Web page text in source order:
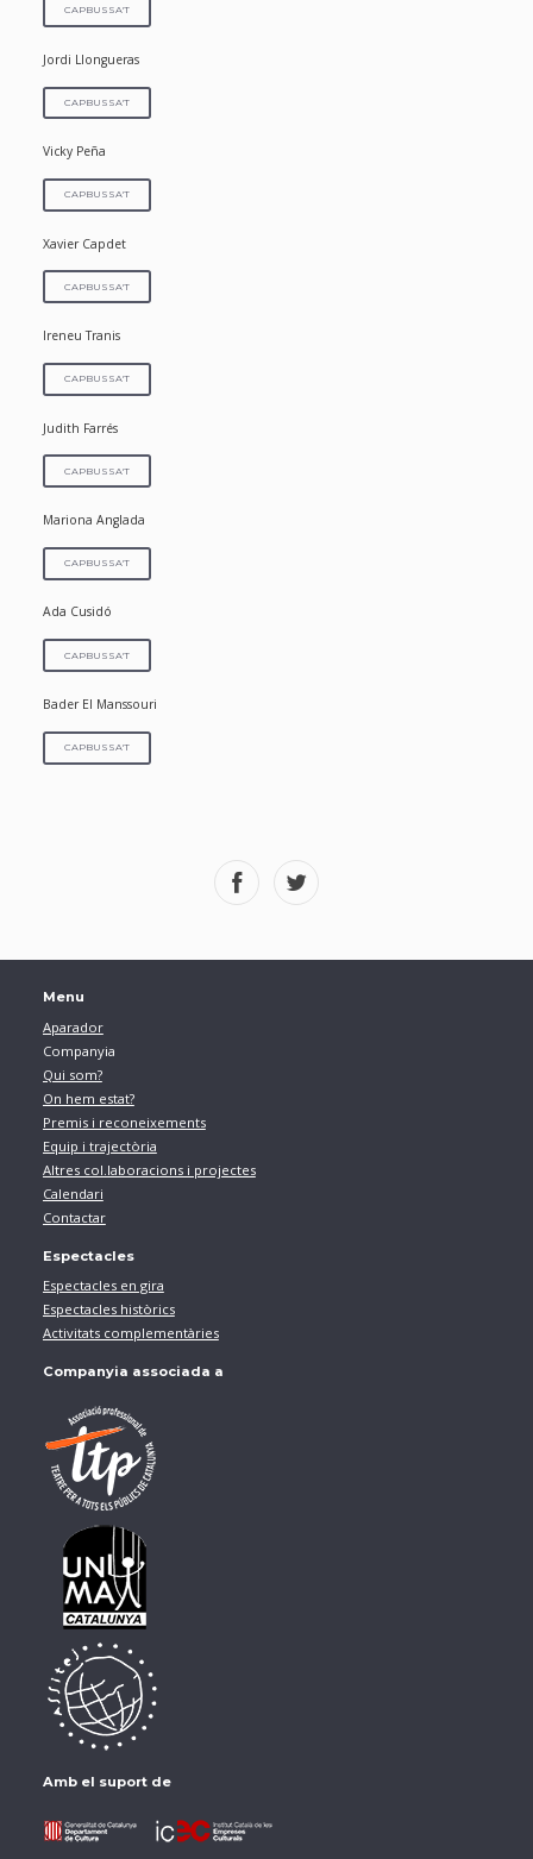
CAPBUSSA'T
Jordi Llongueras
CAPBUSSA'T
Vicky Peña
CAPBUSSA'T
Xavier Capdet
CAPBUSSA'T
Ireneu Tranis
CAPBUSSA'T
Judith Farrés
CAPBUSSA'T
Mariona Anglada
CAPBUSSA'T
Ada Cusidó
CAPBUSSA'T
Bader El Manssouri
CAPBUSSA'T
Menu
Aparador
Companyia
Qui som?
On hem estat?
Premis i reconeixements
Equip i trajectòria
Altres col.laboracions i projectes
Calendari
Contactar
Espectacles
Espectacles en gira
Espectacles històrics
Activitats complementàries
Companyia associada a
Amb el suport de